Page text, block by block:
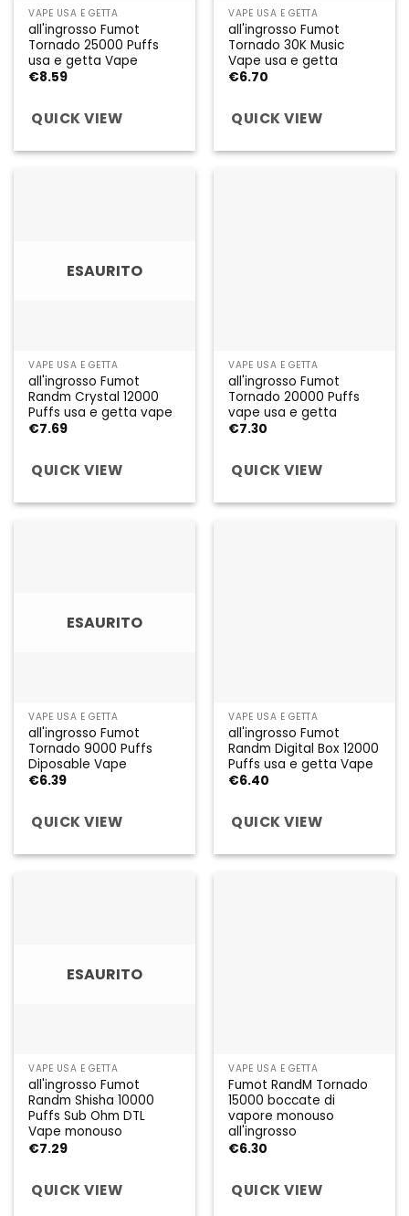
VAPE USA E GETTA
all'ingrosso Fumot
Tornado 25000 Puffs
usa e getta Vape
€8.59
QUICK VIEW
VAPE USA E GETTA
all'ingrosso Fumot
Tornado 30K Music
Vape usa e getta
€6.70
QUICK VIEW
ESAURITO
VAPE USA E GETTA
all'ingrosso Fumot
Randm Crystal 12000
Puffs usa e getta vape
€7.69
QUICK VIEW
VAPE USA E GETTA
all'ingrosso Fumot
Tornado 20000 Puffs
vape usa e getta
€7.30
QUICK VIEW
ESAURITO
VAPE USA E GETTA
all'ingrosso Fumot
Tornado 9000 Puffs
Diposable Vape
€6.39
QUICK VIEW
VAPE USA E GETTA
all'ingrosso Fumot
Randm Digital Box 12000
Puffs usa e getta Vape
€6.40
QUICK VIEW
ESAURITO
VAPE USA E GETTA
all'ingrosso Fumot
Randm Shisha 10000
Puffs Sub Ohm DTL
Vape monouso
€7.29
QUICK VIEW
VAPE USA E GETTA
Fumot RandM Tornado
15000 boccate di
vapore monouso
all'ingrosso
€6.30
QUICK VIEW